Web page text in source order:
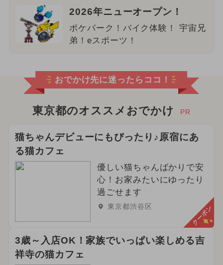
2026年ニューオープン！
ポケパーク！バイク体験！ 宇宙兄
弟！eスポーツ！
おでかけ先に迷ったらココ！
東京都のオススメおでかけ PR
猫ちゃんデビューにもぴったり♪原宿にあ
る猫カフェ
優しい猫ちゃんばかりで安
心！お家みたいにゆったり
過ごせます
東京都渋谷区 クーポン
3歳～入店OK！家族でいっぱい楽しめる吉
祥寺の猫カフェ